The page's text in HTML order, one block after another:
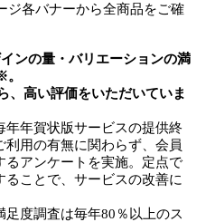
ジ各バナーから全商品をご確
ンの量・バリエーションの満
、高い評価をいただいていま
年年賀状版サービスの提供終
用の有無に関わらず、会員
アンケートを実施。定点で
ことで、サービスの改善に
度調査は毎年80％以上のス